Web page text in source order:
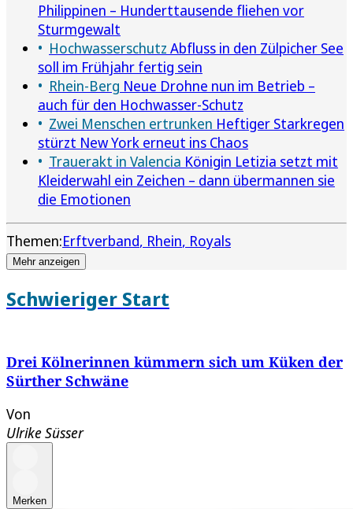
Philippinen – Hunderttausende fliehen vor
Sturmgewalt
Hochwasserschutz Abfluss in den Zülpicher See
soll im Frühjahr fertig sein
Rhein-Berg Neue Drohne nun im Betrieb –
auch für den Hochwasser-Schutz
Zwei Menschen ertrunken Heftiger Starkregen
stürzt New York erneut ins Chaos
Trauerakt in Valencia Königin Letizia setzt mit
Kleiderwahl ein Zeichen – dann übermannen sie
die Emotionen
Themen:Erftverband Rhein Royals
Mehr anzeigen
Schwieriger Start
Drei Kölnerinnen kümmern sich um Küken der
Sürther Schwäne
Von
Ulrike Süsser
Merken